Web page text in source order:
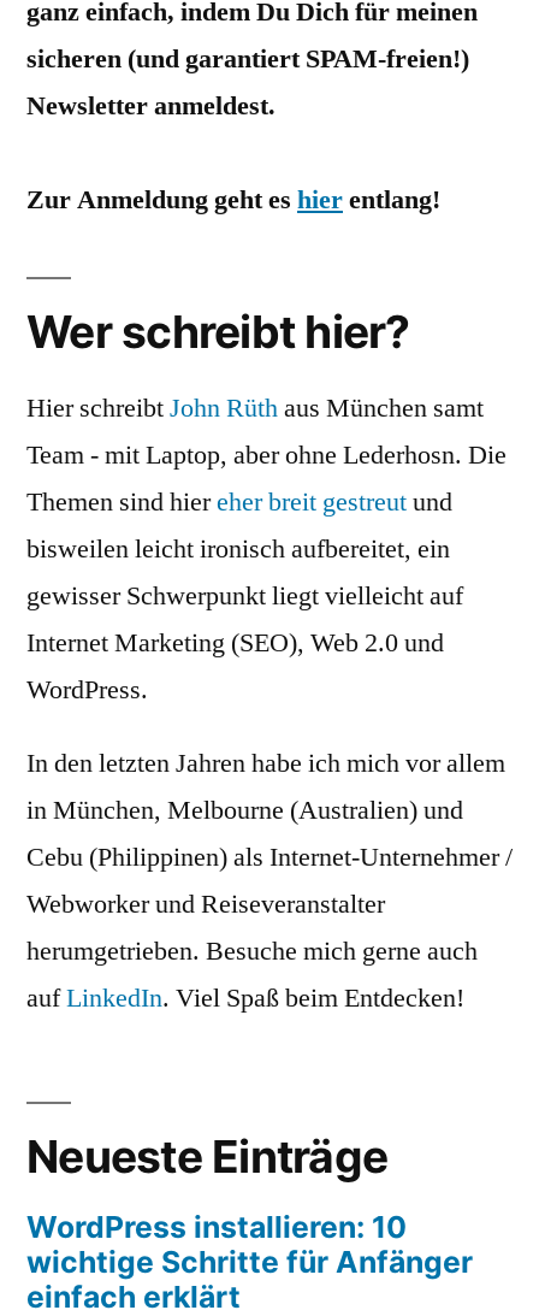
ganz einfach, indem Du Dich für meinen
sicheren (und garantiert SPAM-freien!)
Newsletter anmeldest.
Zur Anmeldung geht es hierentlang!
Wer schreibt hier?
Hier schreibtJohn Rüthaus München samt
Team - mit Laptop, aber ohne Lederhosn. Die
Themen sind hiereher breit gestreutund
bisweilen leicht ironisch aufbereitet, ein
gewisser Schwerpunkt liegt vielleicht auf
Internet Marketing (SEO), Web 2.0 und
WordPress.
In den letzten Jahren habe ich mich vor allem
in München, Melbourne (Australien) und
Cebu (Philippinen) als Internet-Unternehmer /
Webworker und Reiseveranstalter
herumgetrieben. Besuche mich gerne auch
aufLinkedIn. Viel Spaß beim Entdecken!
Neueste Einträge
WordPress installieren: 10
wichtige Schritte für Anfänger
einfach erklärt